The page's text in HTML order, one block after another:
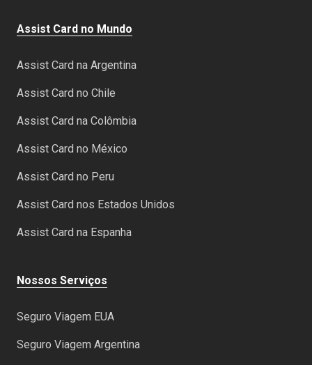
Assist Card no Mundo
Assist Card na Argentina
Assist Card no Chile
Assist Card na Colômbia
Assist Card no México
Assist Card no Peru
Assist Card nos Estados Unidos
Assist Card na Espanha
Nossos Serviços
Seguro Viagem EUA
Seguro Viagem Argentina